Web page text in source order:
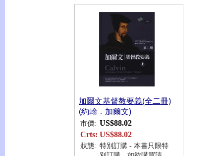
加爾文基督教要義(全二冊)
(約翰．加爾文)
市價: US$88.02
Crts: US$88.02
狀態: 特別訂購 - 本書只限特